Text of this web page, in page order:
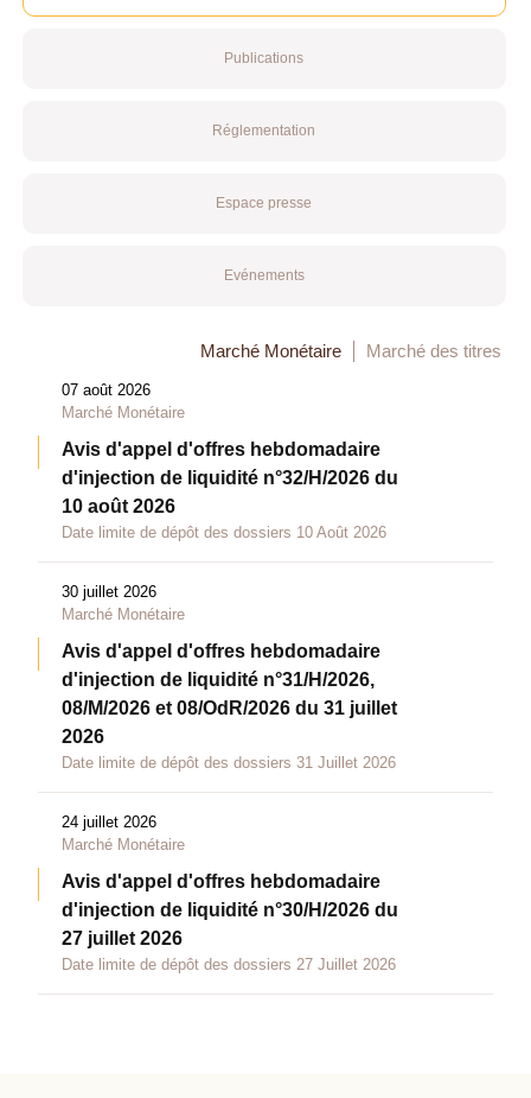
Publications
Réglementation
Espace presse
Evénements
Marché Monétaire Marché des titres
07 août 2026
Marché Monétaire
Avis d'appel d'offres hebdomadaire
d'injection de liquidité n°32/H/2026 du
10 août 2026
Date limite de dépôt des dossiers 10 Août 2026
30 juillet 2026
Marché Monétaire
Avis d'appel d'offres hebdomadaire
d'injection de liquidité n°31/H/2026,
08/M/2026 et 08/OdR/2026 du 31 juillet
2026
Date limite de dépôt des dossiers 31 Juillet 2026
24 juillet 2026
Marché Monétaire
Avis d'appel d'offres hebdomadaire
d'injection de liquidité n°30/H/2026 du
27 juillet 2026
Date limite de dépôt des dossiers 27 Juillet 2026